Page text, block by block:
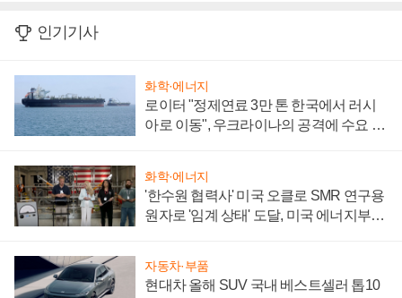
인기기사
화학·에너지
로이터 "정제연료 3만 톤 한국에서 러시
아로 이동", 우크라이나의 공격에 수요 늘
화학·에너지
'한수원 협력사' 미국 오클로 SMR 연구용
원자로 '임계 상태' 도달, 미국 에너지부
자동차·부품
현대차 올해 SUV 국내 베스트셀러 톱10